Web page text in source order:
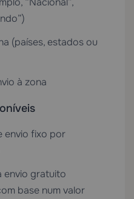
(países, estados ou
à zona
envio fixo por
envio gratuito
base num valor